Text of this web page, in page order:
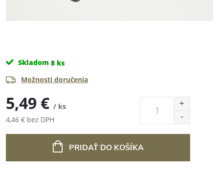
Skladom 8 ks
Možnosti doručenia
5,49 € / ks
4,46 € bez DPH
PRIDAŤ DO KOŠÍKA